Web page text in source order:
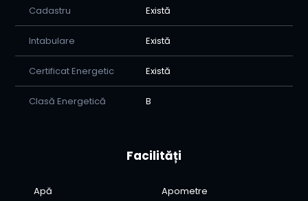
Cadastru Există
Intabulare Există
Certificat Energetic Există
Clasă Energetică B
Facilități
Apă
Apometre